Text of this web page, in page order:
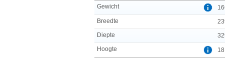
Gewicht
Breedte
Diepte
Hoogte